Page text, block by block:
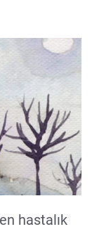
hastalık